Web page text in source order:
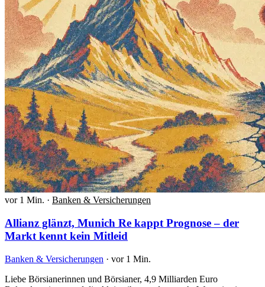
vor 1 Min. · Banken & Versicherungen
Allianz glänzt, Munich Re kappt Prognose – der
Markt kennt kein Mitleid
Banken & Versicherungen · vor 1 Min.
Liebe Börsianerinnen und Börsianer, 4,9 Milliarden Euro